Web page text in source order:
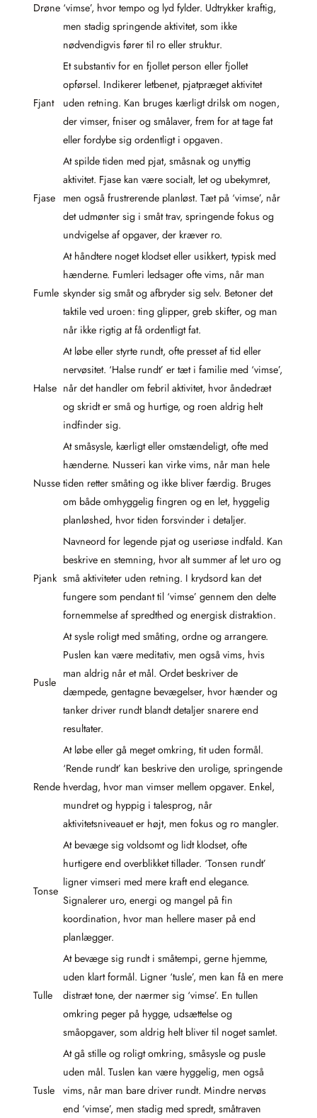
Drøne ‘vimse’, hvor tempo og lyd fylder. Udtrykker kraftig,
men stadig springende aktivitet, som ikke
nødvendigvis fører til ro eller struktur.
Fjant
Et substantiv for en fjollet person eller fjollet
opførsel. Indikerer letbenet, pjatpræget aktivitet
uden retning. Kan bruges kærligt drilsk om nogen,
der vimser, fniser og smålaver, frem for at tage fat
eller fordybe sig ordentligt i opgaven.
Fjase
At spilde tiden med pjat, småsnak og unyttig
aktivitet. Fjase kan være socialt, let og ubekymret,
men også frustrerende planløst. Tæt på ‘vimse’, når
det udmønter sig i småt trav, springende fokus og
undvigelse af opgaver, der kræver ro.
Fumle
At håndtere noget klodset eller usikkert, typisk med
hænderne. Fumleri ledsager ofte vims, når man
skynder sig småt og afbryder sig selv. Betoner det
taktile ved uroen: ting glipper, greb skifter, og man
når ikke rigtig at få ordentligt fat.
Halse
At løbe eller styrte rundt, ofte presset af tid eller
nervøsitet. ‘Halse rundt’ er tæt i familie med ‘vimse’,
når det handler om febril aktivitet, hvor åndedræt
og skridt er små og hurtige, og roen aldrig helt
indfinder sig.
Nusse
At småsysle, kærligt eller omstændeligt, ofte med
hænderne. Nusseri kan virke vims, når man hele
tiden retter småting og ikke bliver færdig. Bruges
om både omhyggelig fingren og en let, hyggelig
planløshed, hvor tiden forsvinder i detaljer.
Pjank
Navneord for legende pjat og useriøse indfald. Kan
beskrive en stemning, hvor alt summer af let uro og
små aktiviteter uden retning. I krydsord kan det
fungere som pendant til ‘vimse’ gennem den delte
fornemmelse af spredthed og energisk distraktion.
Pusle
At sysle roligt med småting, ordne og arrangere.
Puslen kan være meditativ, men også vims, hvis
man aldrig når et mål. Ordet beskriver de
dæmpede, gentagne bevægelser, hvor hænder og
tanker driver rundt blandt detaljer snarere end
resultater.
Rende
At løbe eller gå meget omkring, tit uden formål.
‘Rende rundt’ kan beskrive den urolige, springende
hverdag, hvor man vimser mellem opgaver. Enkel,
mundret og hyppig i talesprog, når
aktivitetsniveauet er højt, men fokus og ro mangler.
Tonse
At bevæge sig voldsomt og lidt klodset, ofte
hurtigere end overblikket tillader. ‘Tonsen rundt’
ligner vimseri med mere kraft end elegance.
Signalerer uro, energi og mangel på fin
koordination, hvor man hellere maser på end
planlægger.
Tulle
At bevæge sig rundt i småtempi, gerne hjemme,
uden klart formål. Ligner ‘tusle’, men kan få en mere
distræt tone, der nærmer sig ‘vimse’. En tullen
omkring peger på hygge, udsættelse og
småopgaver, som aldrig helt bliver til noget samlet.
Tusle
At gå stille og roligt omkring, småsysle og pusle
uden mål. Tuslen kan være hyggelig, men også
vims, når man bare driver rundt. Mindre nervøs
end ‘vimse’, men stadig med spredt, småtraven